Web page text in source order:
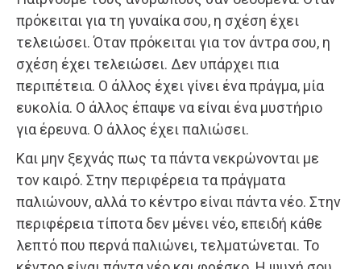
πρόκειται για τη γυναίκα σου, η σχέση έχει
τελειώσει. Όταν πρόκειται για τον άντρα σου, η
σχέση έχει τελειώσει. Δεν υπάρχει πια
περιπέτεια. Ο άλλος έχει γίνει ένα πράγμα, μία
ευκολία. Ο άλλος έπαψε να είναι ένα μυστήριο
για έρευνα. Ο άλλος έχει παλιώσει.
Και μην ξεχνάς πως τα πάντα νεκρώνονται με
τον καιρό. Στην περιφέρεια τα πράγματα
παλιώνουν, αλλά το κέντρο είναι πάντα νέο. Στην
περιφέρεια τίποτα δεν μένει νέο, επειδή κάθε
λεπτό που περνά παλιώνει, τελματώνεται. Το